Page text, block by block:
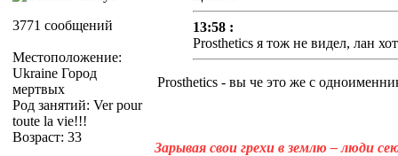
3771 сообщений
Местоположение:
Ukraine Город
мертвых
Род занятий: Ver pour
toute la vie!!!
Возраст: 33
13:58 :
Prosthetics я тож не видел, лан
Prosthetics - вы че это же с
Зарывая свои грехи в землю – люди